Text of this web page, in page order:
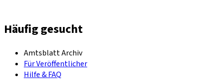
Häufig gesucht
Amtsblatt Archiv
Für Veröffentlicher
Hilfe & FAQ